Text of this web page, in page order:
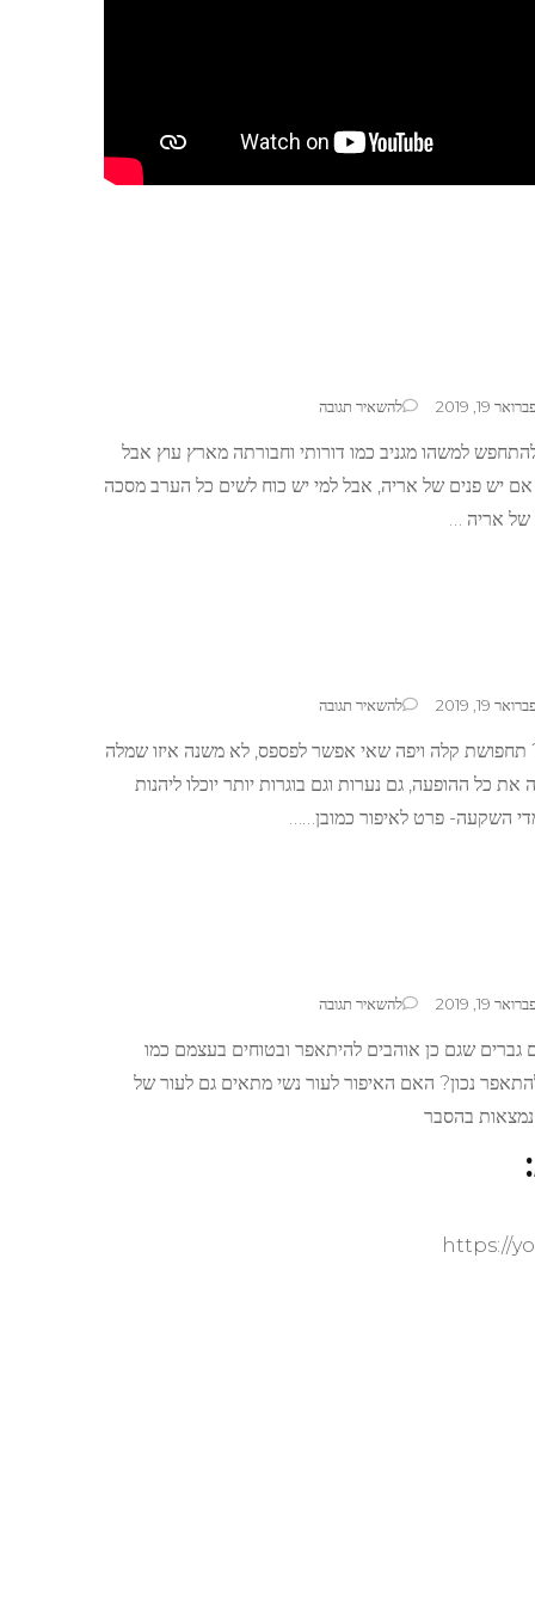
פברואר 19, 2019 להשאיר תגובהבנושא
אריה
למשהו מגניב כמו דורותי וחבורתה מארץ עוץ אבל
יש פנים של אריה, אבל למי יש כוח לשים כל הערב מסכה
אריה …
פברואר 19, 2019 להשאיר תגובהבנושא
חד
קרן
תחפושת קלה ויפה שאי אפשר לפספס, לא משנה איזו שמלה
כל ההופעה, גם נערות וגם בוגרות יותר יוכלו ליהנות
השקעה- פרט לאיפור כמובן……
פברואר 19, 2019 להשאיר תגובהבנושא
דראג
גברים שגם כן אוהבים להיתאפר ובטוחים בעצמם כמו
נכון? האם האיפור לעור נשי מתאים גם לעור של
בהסבר
https://